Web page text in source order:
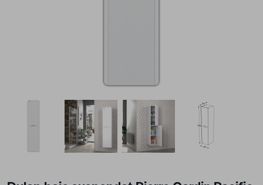
View larger imageView larger imageView larger imageView larger